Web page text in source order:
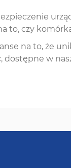
to, czy
na to, że
dostępne w